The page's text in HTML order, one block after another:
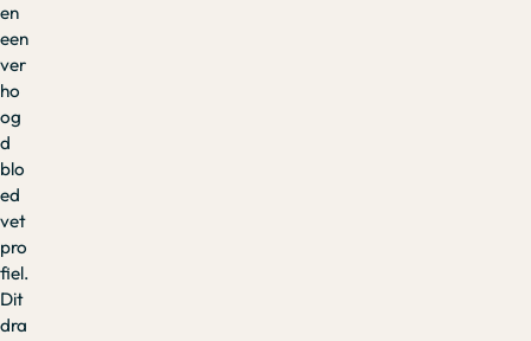
en
een
ver
ho
og
d
blo
ed
vet
pro
fiel.
Dit
dra